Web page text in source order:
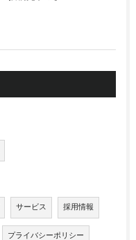
サービス 採用情報
プライバシーポリシー